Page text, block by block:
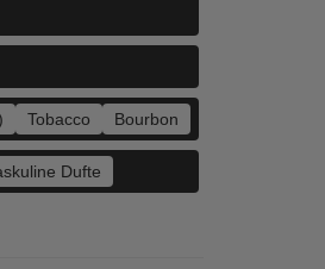
Tobacco Bourbon
Dufte